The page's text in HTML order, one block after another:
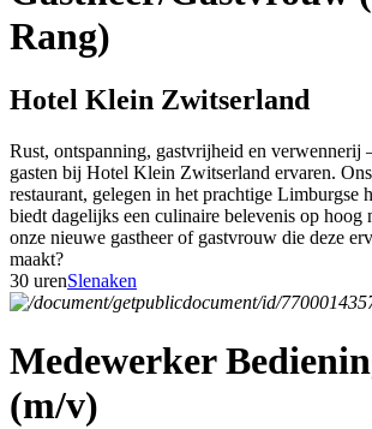
Rang)
Hotel Klein Zwitserland
Rust, ontspanning, gastvrijheid en verwennerij
gasten bij Hotel Klein Zwitserland ervaren.
restaurant, gelegen in het prachtige Limburgse
biedt dagelijks een culinaire belevenis op hoog
onze nieuwe gastheer of gastvrouw die deze
maakt?
30 urenSlenaken
Medewerker
(m/v)